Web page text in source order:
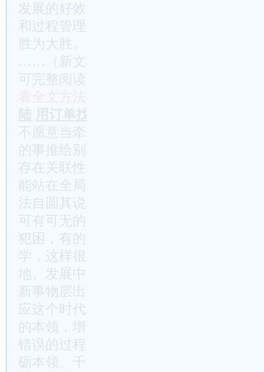
发展的好效果、充盈**的城市荣光。这
和过程管理，一着不让抓落实，一步一
胜为大胜。市委将紧盯全年目标任务
……（新文秘网http://www.wm114.cn省
可完整阅读）……
看全文方法：
不愿意当牵头单位，牵头后又先入为主
的事推给别人。我们强调产业链思维，
存在关联性和整体性。同样，工作也要
能站在全局的视角，从整体出发，说你
法自圆其说的。三是能力作风跟不上。
可有可无的个人爱好，有的觉得学习费
犯困，有的认为学了也用不上，有的借
学，这样很容易陷入少知而迷、不知而
地。发展中会面临新老问题的交织，加
新事物层出不穷，很多是我们没遇到过
应这个时代，解决好遇到的问题，唯一
的本领，增强本领就要加强学习，加强
错误的过程，提升能力一定要奔着问题
砺本领。千招万招，不落实就是虚招；